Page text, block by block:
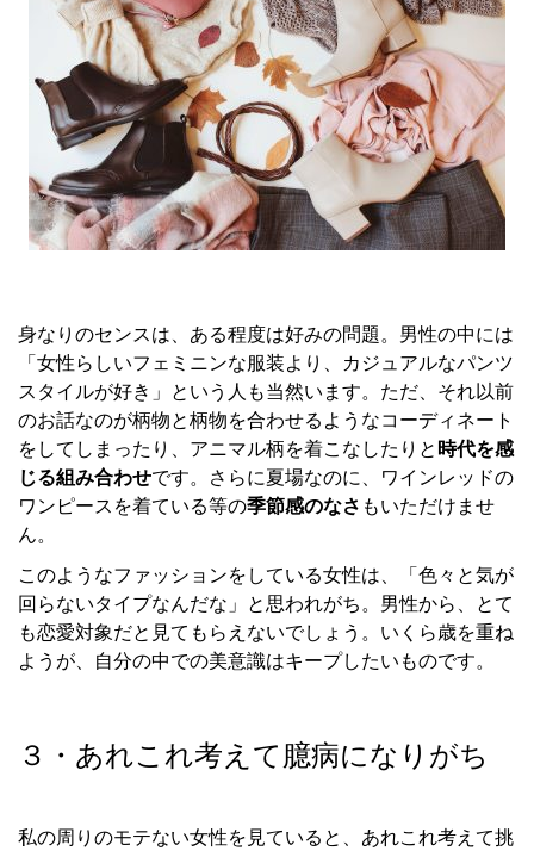
身なりのセンスは、ある程度は好みの問題。男性の中には
「女性らしいフェミニンな服装より、カジュアルなパンツ
スタイルが好き」という人も当然います。ただ、それ以前
のお話なのが柄物と柄物を合わせるようなコーディネート
をしてしまったり、アニマル柄を着こなしたりと 時代を感
じる組み合わせです。さらに夏場なのに、ワインレッドの
ワンピースを着ている等の季節感のなさ もいただけませ
ん。
このようなファッションをしている女性は、「色々と気が
回らないタイプなんだな」と思われがち。男性から、とて
も恋愛対象だと見てもらえないでしょう。いくら歳を重ね
ようが、自分の中での美意識はキープしたいものです。
３・あれこれ考えて臆病になりがち
私の周りのモテない女性を見ていると、あれこれ考えて挑